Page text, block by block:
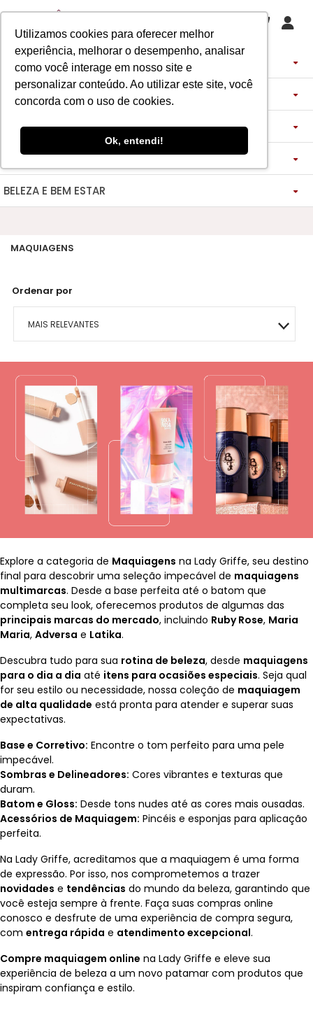
Utilizamos cookies para oferecer melhor
experiência, melhorar o desempenho, analisar
como você interage em nosso site e
personalizar conteúdo. Ao utilizar este site, você
concorda com o uso de cookies.
Ok, entendi!
PERFUMES
IMPORTADOS
FEMININO
MASCULINO
ÁRABES
FEMININO
MASCULINO
SEMI SELETIVO
FEMININO
-------------
FEMININO
MASCULINO
MINIATURAS 25ML
BRAND COLLECTION
ÁRABE COLLECTION
BODY SPLASH
HIDRATANTES
DECANTS
DECANTS DE LUXO
DECANTS ÁRABES
DESCOBERTAS
ASSINATURA DE PERFUME
ASSINATURA ROUPA
BLAZER
VESTIDOS
BOLSAS
MAQUIAGENS
LADY BEAUTY
ROSTO
BOCA
OLHOS
ROSTO
RUBY ROSE
BOCA
OLHOS
MELU
BOCA
ROSTO
MACRILAN
BELEZA E BEM ESTAR
MAGNUS - ENERGIA
FEM-SAÚDE MULHER
HOMO – VIGOR
NOSSO DIFERENCIAL
TECNOLOGIA MICELIZAÇÃO
DETOX ESSENCE
MAIS VITALIDADE
PAZ EMOCIONAL
SONO TRANQUILO
CORAÇÃO SADIO
METABOLISMO
GLICOSE ESTÁVEL
MOBILIDADE ÓSSEA
SAÚDE OCULAR
CONTROLE DE PESO
FORÇA CORPORAL
FORÇA CAPILAR
FOCO MENTAL
CORPO SAUDÁVEL
MAQUIAGENS
Ordenar por
MAIS RELEVANTES
MAIS VENDIDOS
MENOR PREÇO
MAIOR PREÇO
A - Z
Explore a categoria de Maquiagens na Lady Griffe, seu destino
final para descobrir uma seleção impecável de maquiagens
multimarcas. Desde a base perfeita até o batom que
completa seu look, oferecemos produtos de algumas das
principais marcas do mercado, incluindo Ruby Rose, Maria
Maria, Adversa e Latika.
Descubra tudo para sua rotina de beleza, desde maquiagens
para o dia a dia até itens para ocasiões especiais. Seja qual
for seu estilo ou necessidade, nossa coleção de maquiagem
de alta qualidade está pronta para atender e superar suas
expectativas.
Base e Corretivo: Encontre o tom perfeito para uma pele
impecável.
Sombras e Delineadores: Cores vibrantes e texturas que
duram.
Batom e Gloss: Desde tons nudes até as cores mais ousadas.
Acessórios de Maquiagem: Pincéis e esponjas para aplicação
perfeita.
Na Lady Griffe, acreditamos que a maquiagem é uma forma
de expressão. Por isso, nos comprometemos a trazer
novidades e tendências do mundo da beleza, garantindo que
você esteja sempre à frente. Faça suas compras online
conosco e desfrute de uma experiência de compra segura,
com entrega rápida e atendimento excepcional.
Compre maquiagem online na Lady Griffe e eleve sua
experiência de beleza a um novo patamar com produtos que
inspiram confiança e estilo.